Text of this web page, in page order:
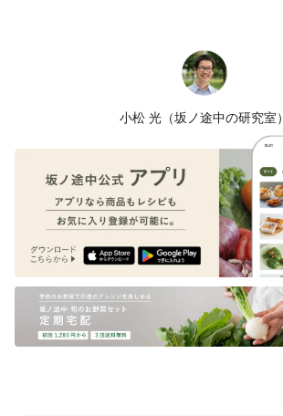
小松 光（坂ノ途中の研究室）